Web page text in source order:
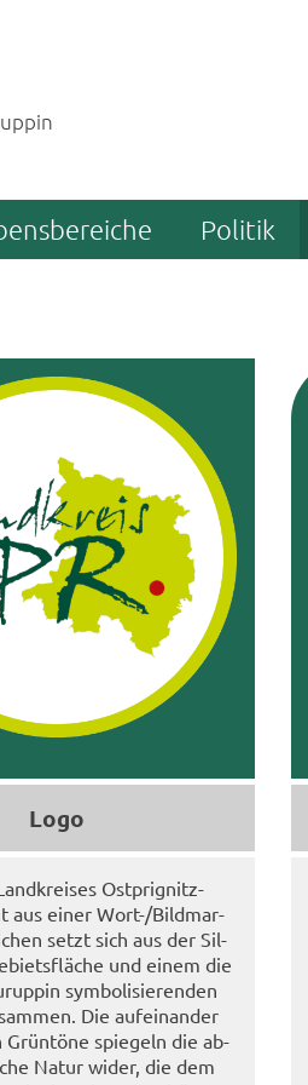
Politik
Logo
Ostprignitz-​​
aus einer Wort-/Bild­mar­
setzt sich aus der Sil­
und einem die
sym­bo­li­sie­ren­den
Die auf­ein­an­der
Grün­tö­ne spie­geln die ab­
Natur wider, die dem